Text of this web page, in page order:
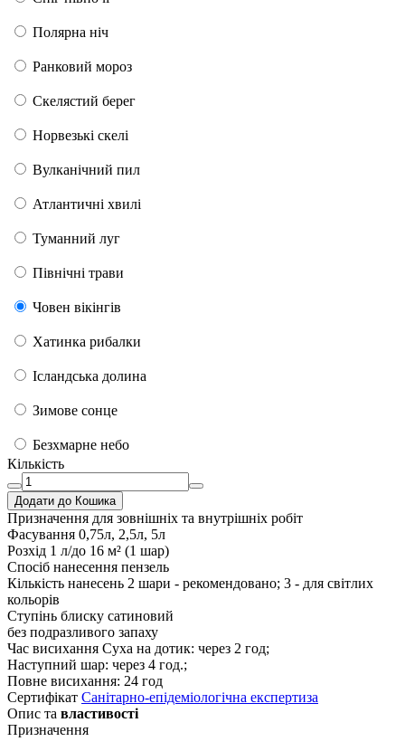
Полярна ніч
Ранковий мороз
Скелястий берег
Норвезькі скелі
Вулканічний пил
Атлантичні хвилі
Туманний луг
Північні трави
Човен вікінгів
Хатинка рибалки
Ісландська долина
Зимове сонце
Безхмарне небо
Кількість
Додати до Кошика
Призначення для зовнішніх та внутрішніх робіт
Фасування 0,75л, 2,5л, 5л
Розхід 1 л/до 16 м² (1 шар)
Спосіб нанесення пензель
Кількість нанесень 2 шари - рекомендовано; 3 - для світлих
кольорів
Ступінь блиску сатиновий
без подразливого запаху
Час висихання Суха на дотик: через 2 год;
Наступний шар: через 4 год.;
Повне висихання: 24 год
Сертифікат Санітарно-епідеміологічна експертиза
Опис та властивості
Призначення